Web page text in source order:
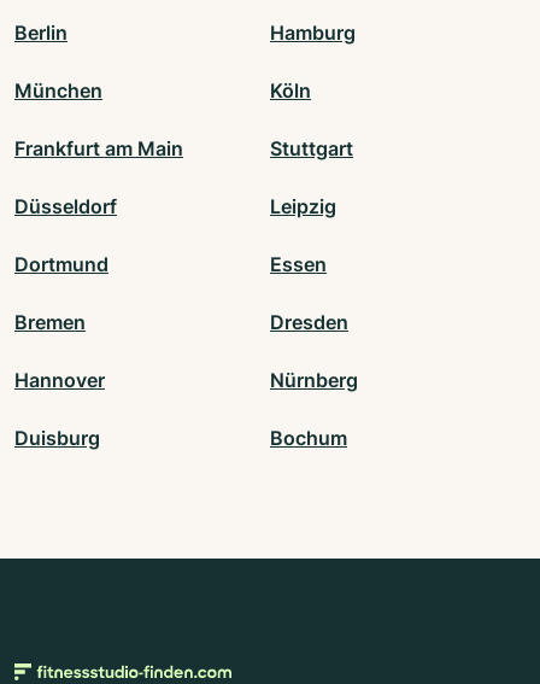
Berlin Hamburg
München Köln
Frankfurt am Main Stuttgart
Düsseldorf Leipzig
Dortmund Essen
Bremen Dresden
Hannover Nürnberg
Duisburg Bochum